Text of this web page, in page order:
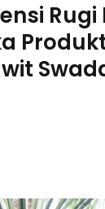
Rugi